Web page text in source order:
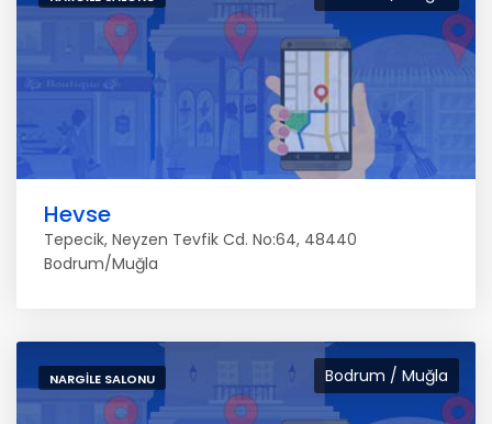
Hevse
Tepecik, Neyzen Tevfik Cd. No:64, 48440
Bodrum/Muğla
Bodrum / Muğla
NARGILE SALONU